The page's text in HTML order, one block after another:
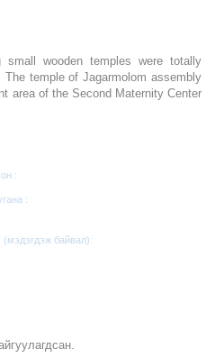
wooden temples were totally
temple of Jagarmolom assembly
area of the Second Maternity Center
:
:
(мэдэгдэж байвал):